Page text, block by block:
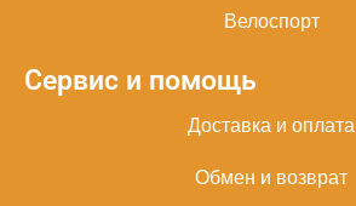
Велоспорт
Сервис и помощь
Доставка и оплата
Обмен и возврат